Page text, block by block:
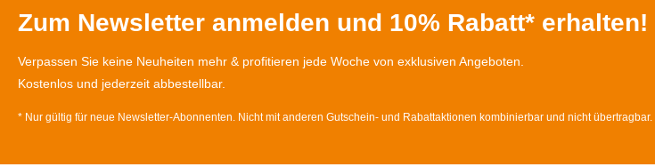
Zum Newsletter anmelden und 10% Rabatt* erhalten!
Verpassen Sie keine Neuheiten mehr & profitieren jede Woche von exklusiven Angeboten.
Kostenlos und jederzeit abbestellbar.
* Nur gültig für neue Newsletter-Abonnenten. Nicht mit anderen Gutschein- und Rabattaktionen kombinierbar und nicht übertragbar.